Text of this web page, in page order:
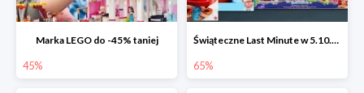
Marka LEGO do -45% taniej
45%
Świąteczne Last Minute w 5.10.15 - zabawki do -65%
65%